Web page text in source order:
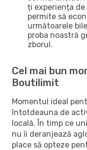
ți experiența de
permite să
următoarele
proba noastră
zborul.
Cel mai bun
Boutilimit
Momentul ideal
întotdeauna de
locală. În timp ce
nu îi deranjează
place să opteze